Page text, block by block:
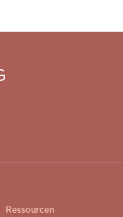
Ressourcen